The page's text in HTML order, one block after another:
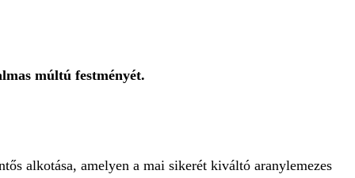
múltú festményét.
alkotása, amelyen a mai sikerét kiváltó aranylemezes